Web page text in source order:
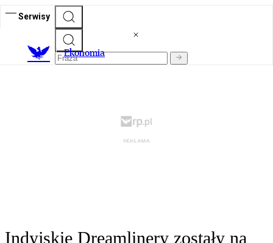
Serwisy
Ekonomia
Indyjskie Dreamlinery zostały na